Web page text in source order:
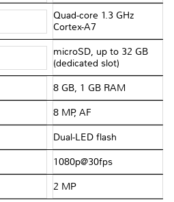
Quad-core 1.3 GHz
Cortex-A7
microSD, up to 32 GB
(dedicated slot)
8 GB, 1 GB RAM
8 MP, AF
Dual-LED flash
1080p@30fps
2 MP